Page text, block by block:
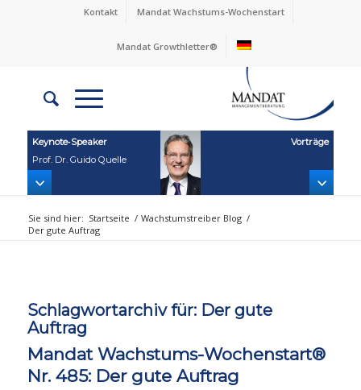
Kontakt Mandat Wachstums-Wochenstart
Mandat Growthletter®
Keynote‑Speaker
Prof. Dr. Guido Quelle
Vorträge
Sie sind hier: Startseite / Wachstumstreiber Blog /
Der gute Auftrag
Schlagwortarchiv für: Der gute
Auftrag
Mandat Wachstums-Wochenstart®
Nr. 485: Der gute Auftrag